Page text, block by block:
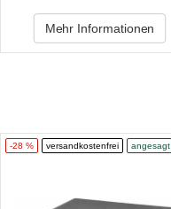
Mehr Informationen
-28 % versandkostenfrei angesagt